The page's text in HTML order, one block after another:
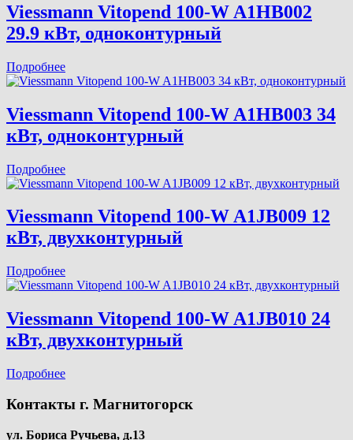
Viessmann Vitopend 100-W A1HB002
29.9 кВт, одноконтурный
Подробнее
Viessmann Vitopend 100-W A1HB003 34
кВт, одноконтурный
Подробнее
Viessmann Vitopend 100-W A1JB009 12
кВт, двухконтурный
Подробнее
Viessmann Vitopend 100-W A1JB010 24
кВт, двухконтурный
Подробнее
Контакты г. Магнитогорск
ул. Бориса Ручьева, д.13